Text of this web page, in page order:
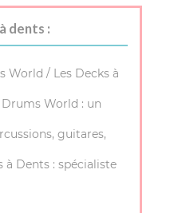
dents :
World / Les Decks à
World : un
guitares,
à Dents : spécialiste